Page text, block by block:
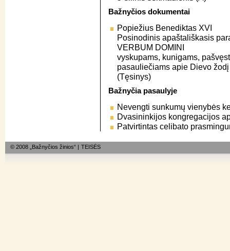
Bažnyčios dokumentai
Popiežius Benediktas XVI
Posinodinis apaštališkasis
VERBUM DOMINI
vyskupams, kunigams,
pasauliečiams apie Dievo
(Tęsinys)
Bažnyčia pasaulyje
Nevengti sunkumų vienybės
Dvasininkijos kongregacijos
Patvirtintas celibato
© 2008 „Bažnyčios žinios“ | TEISĖS